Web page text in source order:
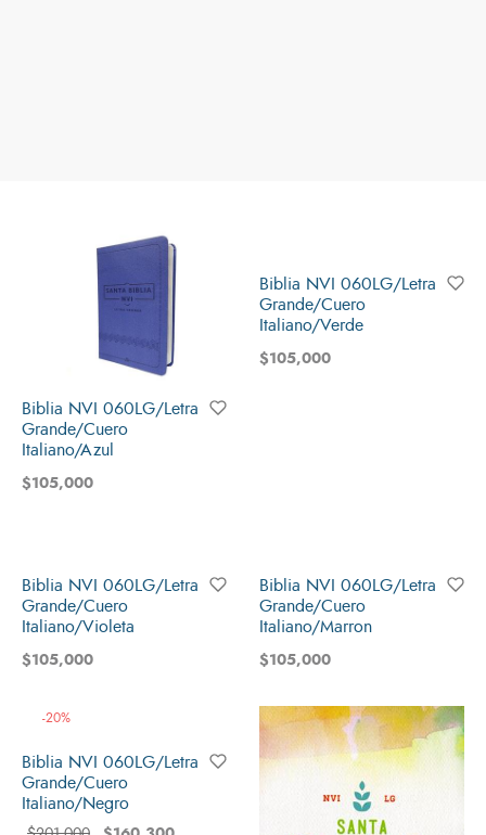
Biblia NVI 060LG/Letra
Grande/Cuero
Italiano/Azul
$105,000
Biblia NVI 060LG/Letra
Grande/Cuero
Italiano/Verde
$105,000
Biblia NVI 060LG/Letra
Grande/Cuero
Italiano/Violeta
$105,000
Biblia NVI 060LG/Letra
Grande/Cuero
Italiano/Marron
$105,000
-20%
Biblia NVI 060LG/Letra
Grande/Cuero
Italiano/Negro